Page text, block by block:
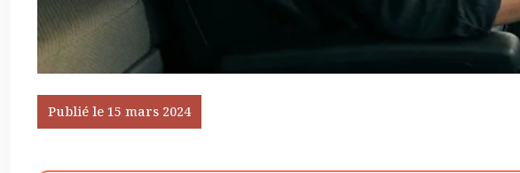
Publié le 15 mars 2024